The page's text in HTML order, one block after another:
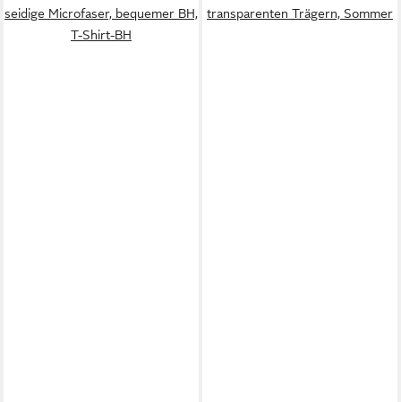
seidige Microfaser, bequemer BH,
T-Shirt-BH
transparenten Trägern, Sommer